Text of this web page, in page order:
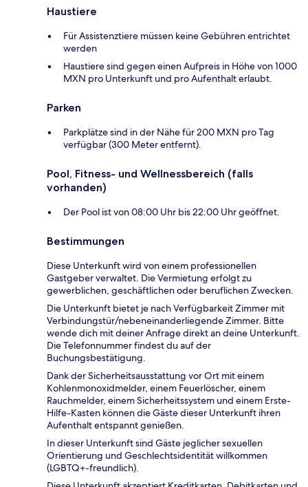
Haustiere
Für Assistenztiere müssen keine Gebühren entrichtet
werden
Haustiere sind gegen einen Aufpreis in Höhe von 1000
MXN pro Unterkunft und pro Aufenthalt erlaubt.
Parken
Parkplätze sind in der Nähe für 200 MXN pro Tag
verfügbar (300 Meter entfernt).
Pool, Fitness- und Wellnessbereich (falls
vorhanden)
Der Pool ist von 08:00 Uhr bis 22:00 Uhr geöffnet.
Bestimmungen
Diese Unterkunft wird von einem professionellen
Gastgeber verwaltet. Die Vermietung erfolgt zu
gewerblichen, geschäftlichen oder beruflichen Zwecken.
Die Unterkunft bietet je nach Verfügbarkeit Zimmer mit
Verbindungstür/nebeneinanderliegende Zimmer. Bitte
wende dich mit deiner Anfrage direkt an deine Unterkunft.
Die Telefonnummer findest du auf der
Buchungsbestätigung.
Dank der Sicherheitsausstattung vor Ort mit einem
Kohlenmonoxidmelder, einem Feuerlöscher, einem
Rauchmelder, einem Sicherheitssystem und einem Erste-
Hilfe-Kasten können die Gäste dieser Unterkunft ihren
Aufenthalt entspannt genießen.
In dieser Unterkunft sind Gäste jeglicher sexuellen
Orientierung und Geschlechtsidentität willkommen
(LGBTQ+-freundlich).